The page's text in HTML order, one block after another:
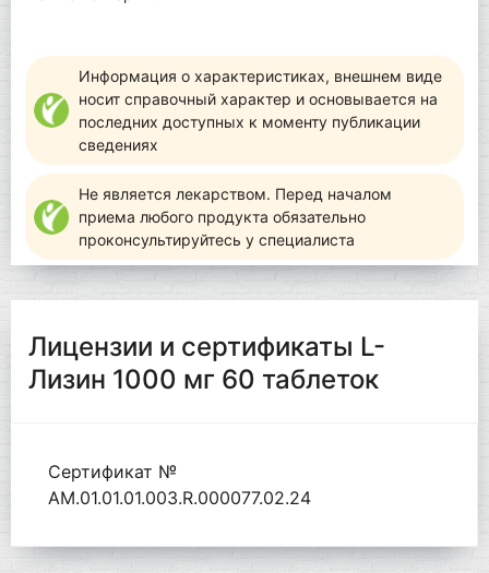
Информация о характеристиках, внешнем виде
носит справочный характер и основывается на
последних доступных к моменту публикации
сведениях
Не является лекарством. Перед началом
приема любого продукта обязательно
проконсультируйтесь у специалиста
Лицензии и сертификаты L-
Лизин 1000 мг 60 таблеток
Сертификат №
AM.01.01.01.003.R.000077.02.24